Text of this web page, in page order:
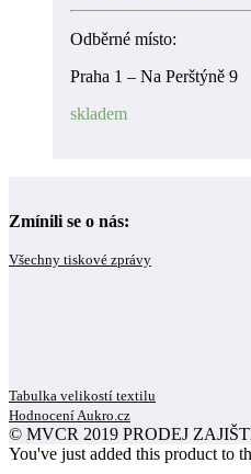
Odběrné místo:
Praha 1 – Na Perštýně 9
skladem
Zmínili se o nás:
Všechny tiskové zprávy
Tabulka velikostí textilu
Hodnocení Aukro.cz
© MVCR 2019 PRODEJ
You've just added this product to